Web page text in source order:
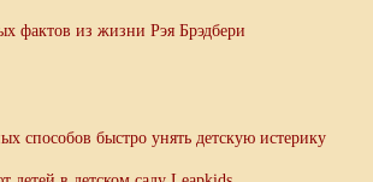
фактов из жизни Рэя Брэдбери
способов быстро унять детскую истерику